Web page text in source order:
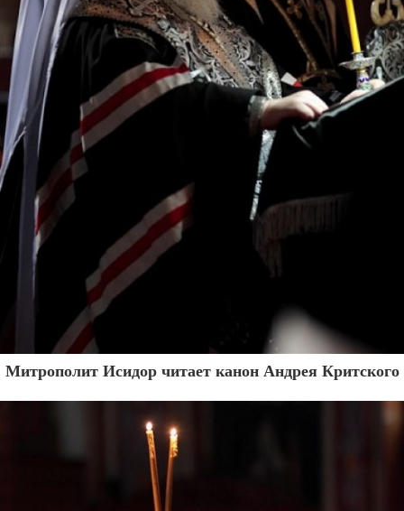
Митрополит Исидор читает канон Андрея Критского